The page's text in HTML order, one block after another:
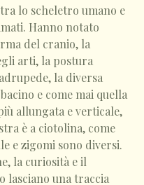
lo scheletro umano e
Hanno notato
del cranio, la
arti, la postura
la diversa
e come mai quella
allungata e verticale,
è a ciotolina, come
e zigomi sono diversi.
la curiosità e il
lasciano una traccia